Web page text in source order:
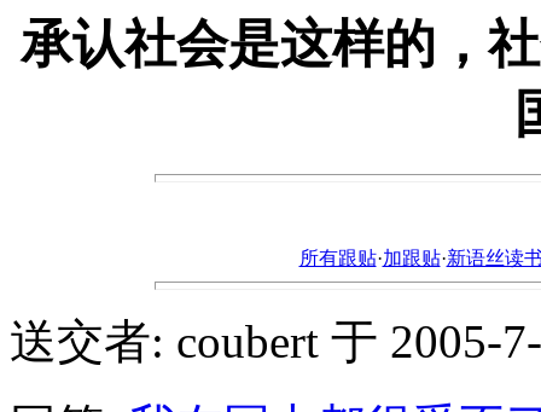
承认社会是这样的，
所有跟贴·加跟贴·新语丝读
送交者: coubert 于 2005-